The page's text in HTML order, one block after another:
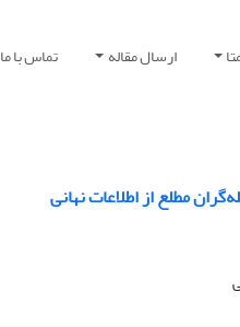
ارسال مقاله تماس با ما
مطلع از اطلاعات نهانی